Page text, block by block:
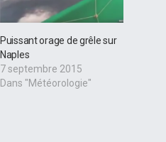
Puissant orage de grêle sur
Naples
7 septembre 2015
Dans "Météorologie"